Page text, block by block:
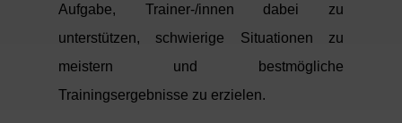
Aufgabe, Trainer-/innen dabei zu
unterstützen, schwierige Situationen zu
meistern und bestmögliche
Trainingsergebnisse zu erzielen.